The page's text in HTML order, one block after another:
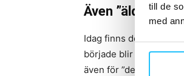
till de
med
Även ”äldre” är
Idag finns det 40
började blir en mer
även för ”den äldre